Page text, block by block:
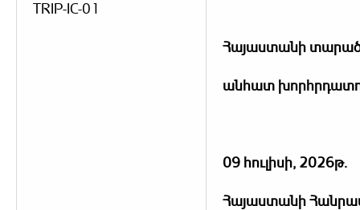
TRIP-IC-01
Հայաստանի
անհատ
09 հուլիսի, 2026թ.
Հայաստանի